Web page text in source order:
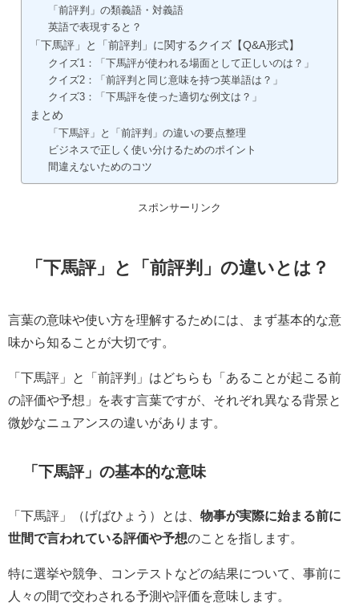
「前評判」の類義語・対義語
英語で表現すると？
「下馬評」と「前評判」に関するクイズ【Q&A形式】
クイズ1：「下馬評が使われる場面として正しいのは？」
クイズ2：「前評判と同じ意味を持つ英単語は？」
クイズ3：「下馬評を使った適切な例文は？」
まとめ
「下馬評」と「前評判」の違いの要点整理
ビジネスで正しく使い分けるためのポイント
間違えないためのコツ
スポンサーリンク
「下馬評」と「前評判」の違いとは？
言葉の意味や使い方を理解するためには、まず基本的な意
味から知ることが大切です。
「下馬評」と「前評判」はどちらも「あることが起こる前
の評価や予想」を表す言葉ですが、それぞれ異なる背景と
微妙なニュアンスの違いがあります。
「下馬評」の基本的な意味
「下馬評」（げばひょう）とは、 物事が実際に始まる前に
世間で言われている評価や予想のことを指します。
特に選挙や競争、コンテストなどの結果について、事前に
人々の間で交わされる予測や評価を意味します。